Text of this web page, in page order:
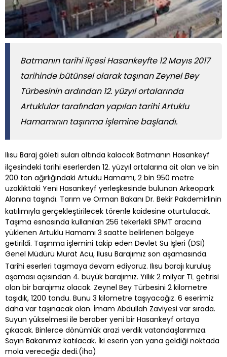
Batmanın tarihi ilçesi Hasankeyfte 12 Mayıs 2017
tarihinde bütünsel olarak taşınan Zeynel Bey
Türbesinin ardından 12. yüzyıl ortalarında
Artuklular tarafından yapılan tarihi Artuklu
Hamamının taşınma işlemine başlandı.
Ilısu Baraj göleti suları altında kalacak Batmanın Hasankeyf
ilçesindeki tarihi eserlerden 12. yüzyıl ortalarına ait olan ve bin
200 ton ağırlığındaki Artuklu Hamamı, 2 bin 950 metre
uzaklıktaki Yeni Hasankeyf yerleşkesinde bulunan Arkeopark
Alanına taşındı. Tarım ve Orman Bakanı Dr. Bekir Pakdemirlinin
katılımıyla gerçekleştirilecek törenle kaidesine oturtulacak.
Taşıma esnasında kullanılan 256 tekerlekli SPMT aracına
yüklenen Artuklu Hamamı 3 saatte belirlenen bölgeye
getirildi. Taşınma işlemini takip eden Devlet Su İşleri (DSİ)
Genel Müdürü Murat Acu, Ilusu Barajımız son aşamasında.
Tarihi eserleri taşımaya devam ediyoruz. Ilısu barajı kuruluş
aşaması açısından 4. büyük barajımız. Yıllık 2 milyar TL getirisi
olan bir barajımız olacak. Zeynel Bey Türbesini 2 kilometre
taşıdık, 1200 tondu. Bunu 3 kilometre taşıyacağız. 6 eserimiz
daha var taşınacak olan. İmam Abdullah Zaviyesi var sırada.
Suyun yükselmesi ile beraber yeni bir Hasankeyf ortaya
çıkacak. Binlerce dönümlük arazi verdik vatandaşlarımıza.
Sayın Bakanımız katılacak. İki eserin yan yana geldiği noktada
mola vereceğiz dedi.(iha)